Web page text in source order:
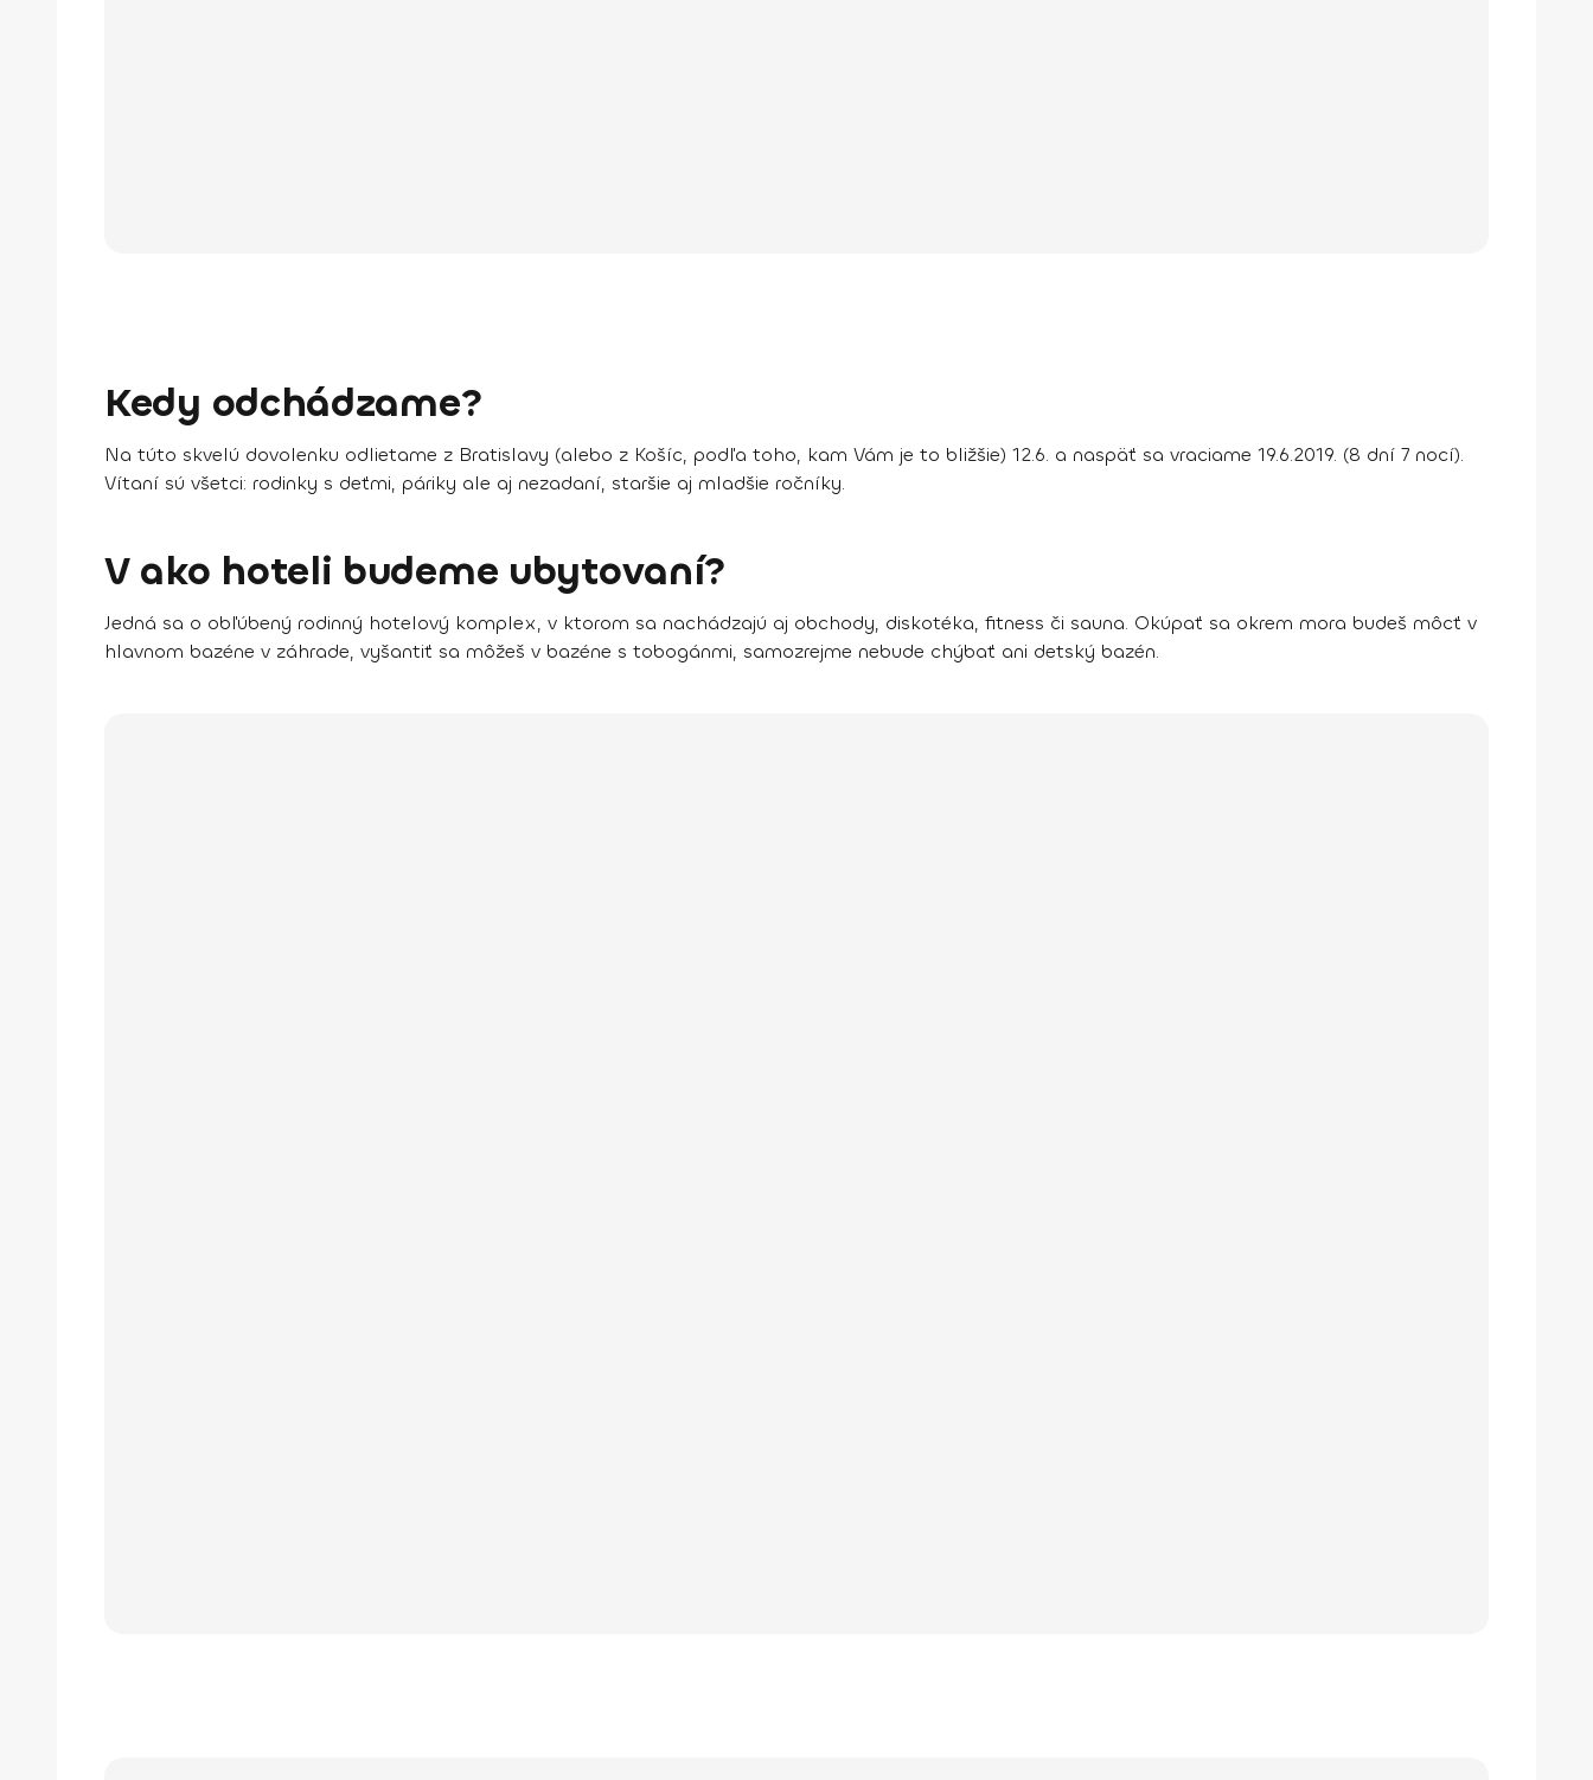
Kedy odchádzame?
Na túto skvelú dovolenku odlietame z Bratislavy (alebo z Košíc, podľa toho, kam Vám je to bližšie) 12.6. a naspäť sa vraciame 19.6.2019. (8 dní 7 nocí).
Vítaní sú všetci: rodinky s deťmi, páriky ale aj nezadaní, staršie aj mladšie ročníky.
V ako hoteli budeme ubytovaní?
Jedná sa o obľúbený rodinný hotelový komplex, v ktorom sa nachádzajú aj obchody, diskotéka, fitness či sauna. Okúpať sa okrem mora budeš môcť v
hlavnom bazéne v záhrade, vyšantiť sa môžeš v bazéne s tobogánmi, samozrejme nebude chýbať ani detský bazén.